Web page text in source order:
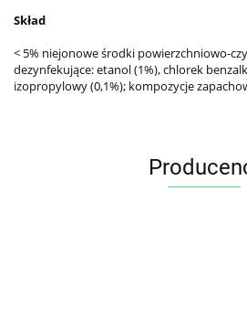
Skład
< 5% niejonowe środki powierzchniowo-
dezynfekujące: etanol (1%), chlorek
izopropylowy (0,1%); kompozycje